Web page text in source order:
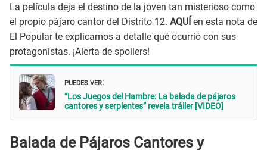
La película deja el destino de la joven tan misterioso como
el propio pájaro cantor del Distrito 12. AQUÍ en esta nota de
El Popular te explicamos a detalle qué ocurrió con sus
protagonistas. ¡Alerta de spoilers!
PUEDES VER:
“Los Juegos del Hambre: La balada de pájaros
cantores y serpientes” revela tráiler [VIDEO]
Balada de Pájaros Cantores y